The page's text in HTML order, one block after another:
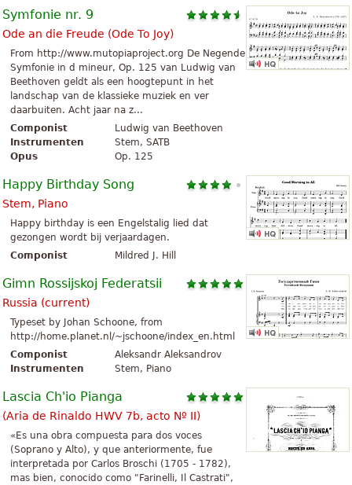
Symfonie nr. 9
Ode an die Freude (Ode To Joy)
From http://www.mutopiaproject.org De Negende
Symfonie in d mineur, Op. 125 van Ludwig van
Beethoven geldt als een hoogtepunt in het
landschap van de klassieke muziek en ver
daarbuiten. Acht jaar na z...
Componist
Ludwig van Beethoven
Instrumenten
Stem, SATB
Opus
Op. 125
Happy Birthday Song
Stem, Piano
Happy birthday is een Engelstalig lied dat
gezongen wordt bij verjaardagen.
Componist
Mildred J. Hill
Gimn Rossijskoj Federatsii
Russia (current)
Typeset by Johan Schoone, from
http://home.planet.nl/~jschoone/index_en.html
Componist
Aleksandr Aleksandrov
Instrumenten
Stem, Piano
Lascia Ch'io Pianga
(Aria de Rinaldo HWV 7b, acto Nº II)
«Es una obra compuesta para dos voces
(Soprano y Alto), y que anteriormente, fue
interpretada por Carlos Broschi (1705 - 1782),
mas bien, conocido como "Farinelli, Il Castrati",